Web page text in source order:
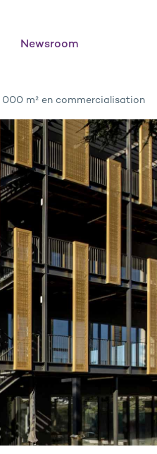
Newsroom
000 m² en commercialisation